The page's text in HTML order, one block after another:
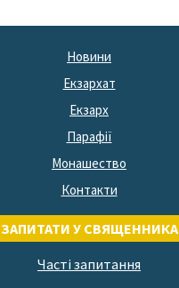
Новини
Екзархат
Екзарх
Парафії
Монашество
Контакти
ЗАПИТАТИ У СВЯЩЕННИКА
Часті запитання